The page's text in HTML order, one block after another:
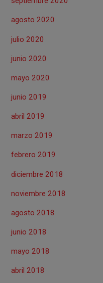
agosto 2020
julio 2020
junio 2020
mayo 2020
junio 2019
abril 2019
marzo 2019
febrero 2019
diciembre 2018
noviembre 2018
agosto 2018
junio 2018
mayo 2018
abril 2018